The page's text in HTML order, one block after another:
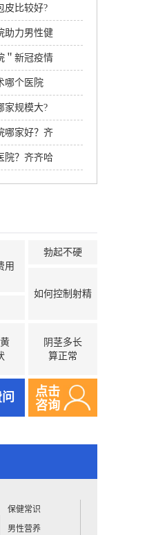
皮比较好?
助力男性健
＂新冠疫情
两不误
哪个医院
医院
家规模大?
哪家好？齐
院？齐齐哈
用
勃起不硬
如何控制射精
阴茎多长
算正常
点击
咨询
保健常识
男性营养